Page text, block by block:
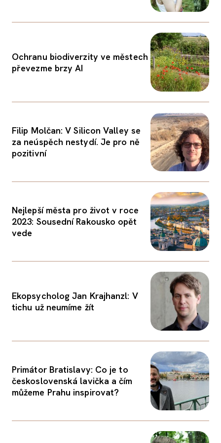
Ochranu biodiverzity ve městech
převezme brzy AI
Filip Molčan: V Silicon Valley se
za neúspěch nestydí. Je pro ně
pozitivní
Nejlepší města pro život v roce
2023: Sousední Rakousko opět
vede
Ekopsycholog Jan Krajhanzl: V
tichu už neumíme žít
Primátor Bratislavy: Co je to
československá lavička a čím
můžeme Prahu inspirovat?